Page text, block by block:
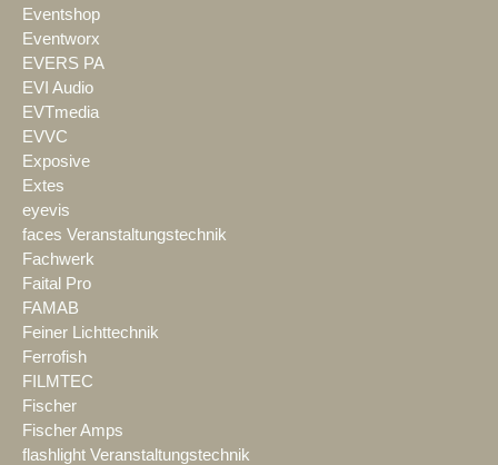
Eventshop
Eventworx
EVERS PA
EVI Audio
EVTmedia
EVVC
Exposive
Extes
eyevis
faces Veranstaltungstechnik
Fachwerk
Faital Pro
FAMAB
Feiner Lichttechnik
Ferrofish
FILMTEC
Fischer
Fischer Amps
flashlight Veranstaltungstechnik